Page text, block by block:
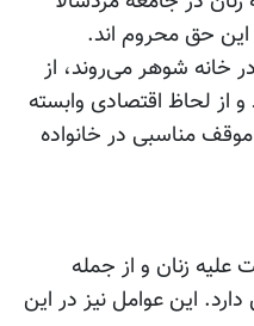
حق محروم اند.
در خانه شوهر می‌روند، از
و از لحاظ اقتصادی وابسته
مناسبی در خانواده
زنان و از جمله
این عوامل نیز در این